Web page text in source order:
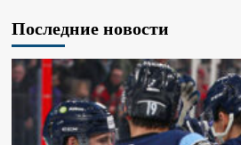
Последние новости